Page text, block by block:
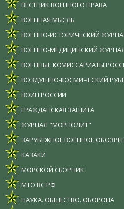
ВЕСТНИК ВОЕННОГО ПРАВА
ВОЕННАЯ МЫСЛЬ
ВОЕННО-ИСТОРИЧЕСКИЙ
ВОЕННО-МЕДИЦИНСКИЙ
ВОЕННЫЕ КОМИССАРИАТЫ
ВОЗДУШНО-КОСМИЧЕСКИЙ
ВОИН РОССИИ
ГРАЖДАНСКАЯ ЗАЩИТА
ЖУРНАЛ "МОРПОЛИТ"
ЗАРУБЕЖНОЕ ВОЕННОЕ
КАЗАКИ
МОРСКОЙ СБОРНИК
МТО ВС РФ
НАУКА. ОБЩЕСТВО. ОБОРОНА